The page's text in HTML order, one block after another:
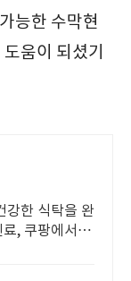
능한 수막현
움이 되셨기
강한 식탁을 완
, 쿠팡에서 새